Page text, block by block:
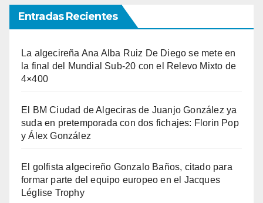
Entradas Recientes
La algecireña Ana Alba Ruiz De Diego se mete en
la final del Mundial Sub-20 con el Relevo Mixto de
4×400
El BM Ciudad de Algeciras de Juanjo González ya
suda en pretemporada con dos fichajes: Florin Pop
y Álex González
El golfista algecireño Gonzalo Baños, citado para
formar parte del equipo europeo en el Jacques
Léglise Trophy